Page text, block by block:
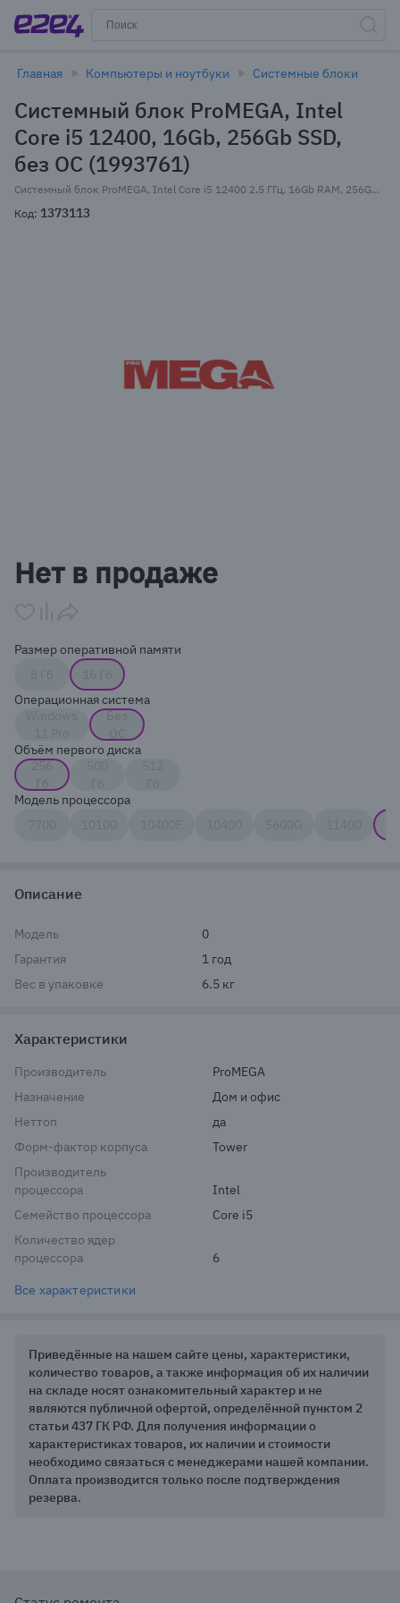
Главная Компьютеры и ноутбуки Системные блоки
Системный блок ProMEGA, Intel
Core i5 12400, 16Gb, 256Gb SSD,
без ОС (1993761)
Системный блок ProMEGA, Intel Core i5 12400 2.5 ГГц, 16Gb RAM, 256Gb SSD+1Tb HDD, без ОС, черный (1993761)
Код: 1373113
of
1
Нет в продаже
Размер оперативной памяти
Операционная система
Без
Объём первого диска
256
Модель процессора
Описание
Модель
0
Гарантия
1 год
Вес в упаковке
6.5 кг
Характеристики
Производитель
ProMEGA
Назначение
Дом и офис
Неттоп
да
Форм-фактор корпуса
Tower
Производитель
процессора
Intel
Семейство процессора
Core i5
Количество ядер
процессора
6
Все характеристики
Приведённые на нашем сайте цены, характеристики,
количество товаров, а также информация об их наличии
на складе носят ознакомительный характер и не
являются публичной офертой, определённой пунктом 2
статьи 437 ГК РФ. Для получения информации о
характеристиках товаров, их наличии и стоимости
необходимо связаться с менеджерами нашей компании.
Оплата производится только после подтверждения
резерва.